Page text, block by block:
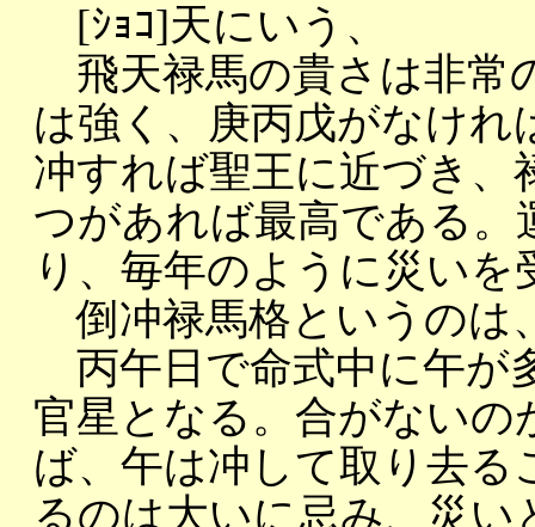
[ｼｮｺ]天にいう、
飛天禄馬の貴さは非常
は強く、庚丙戊がなけれ
冲すれば聖王に近づき、
つがあれば最高である
り、毎年のように災いを
倒冲禄馬格というのは
丙午日で命式中に午が
官星となる。合がない
ば、午は冲して取り去
るのは大いに忌み、災